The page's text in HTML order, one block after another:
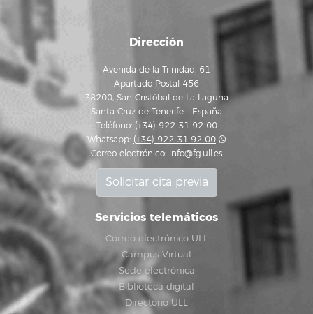
Dirección
Avenida de la Trinidad, 61
Apartado Postal 456
38200, San Cristóbal de La Laguna
Santa Cruz de Tenerife - España
Teléfono: (+34) 922 31 92 00
Whatsapp: (+34) 922 31 92 00
Correo electrónico: info@fg.ull.es
Solicitar cita previa
Servicios telemáticos
Correo electrónico ULL
Campus Virtual
Sede electrónica
Biblioteca digital
Directorio ULL